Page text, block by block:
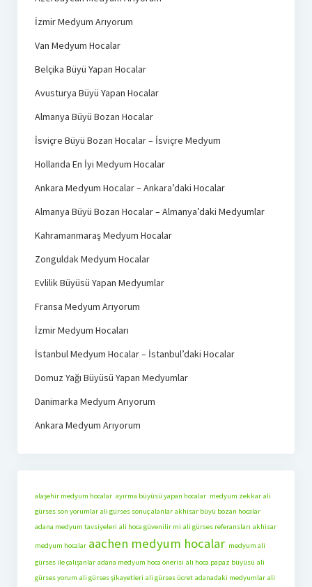
İzmir Medyum Arıyorum
Van Medyum Hocalar
Belçika Büyü Yapan Hocalar
Avusturya Büyü Yapan Hocalar
Almanya Büyü Bozan Hocalar
İsviçre Büyü Bozan Hocalar – İsviçre Medyum
Hollanda En İyi Medyum Hocalar
Ankara Medyum Hocalar – Ankara’daki Hocalar
Almanya Büyü Bozan Hocalar – Almanya’daki Medyumlar
Kahramanmaraş Medyum Hocalar
Zonguldak Medyum Hocalar
Evlilik Büyüsü Yapan Medyumlar
Fransa Medyum Arıyorum
İzmir Medyum Hocaları
İstanbul Medyum Hocalar – İstanbul’daki Hocalar
Domuz Yağı Büyüsü Yapan Medyumlar
Danimarka Medyum Arıyorum
Ankara Medyum Arıyorum
alaşehir medyum hocalar ayırma büyüsü yapan hocalar medyum zekkar ali
gürses son yorumlar ali gürses sonuç alanlar akhisar büyü bozan hocalar
adana medyum tavsiyeleri ali hoca güvenilir mi ali gürses referansları akhisar
medyum hocalar aachen medyum hocalar medyum ali
gürses ile çalışanlar adana medyum hoca önerisi ali hoca papaz büyüsü ali
gürses yorum ali gürses şikayetleri ali gürses ücret adanadaki medyumlar ali